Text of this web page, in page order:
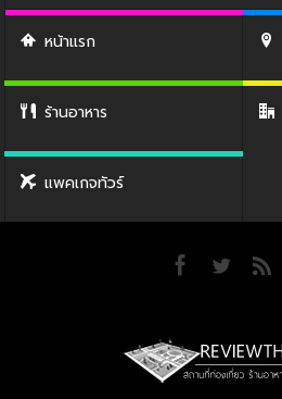
หน้าแรก
ร้านอาหาร
แพคเกจทัวร์